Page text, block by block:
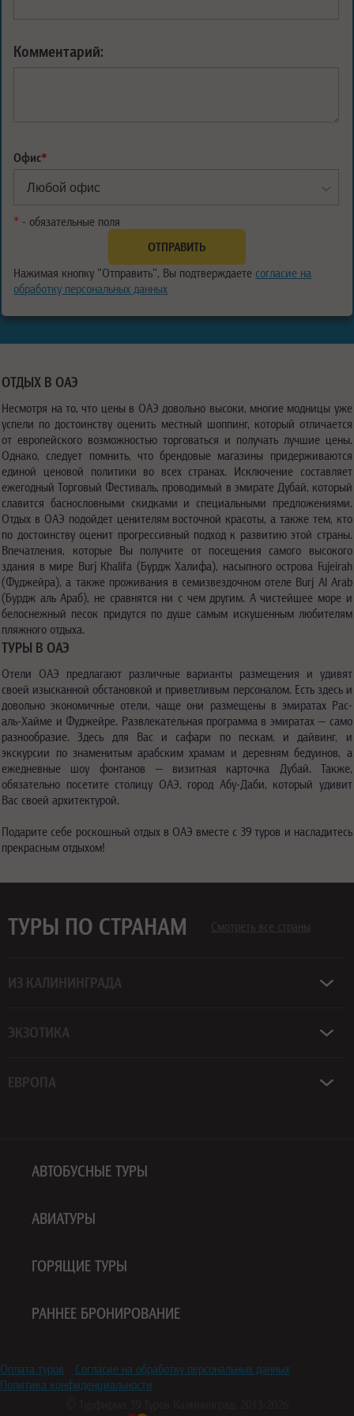
Комментарий:
Офис*
* - обязательные поля
Нажимая кнопку "Отправить", Вы подтверждаете согласие на
обработку персональных данных
ОТДЫХ В ОАЭ
Несмотря на то, что цены в ОАЭ довольно высоки, многие модницы уже
успели по достоинству оценить местный шоппинг, который отличается
от европейского возможностью торговаться и получать лучшие цены.
Однако, следует помнить, что брендовые магазины придерживаются
единой ценовой политики во всех странах. Исключение составляет
ежегодный Торговый Фестиваль, проводимый в эмирате Дубай, который
славится баснословными скидками и специальными предложениями.
Отдых в ОАЭ подойдет ценителям восточной красоты, а также тем, кто
по достоинству оценит прогрессивный подход к развитию этой страны.
Впечатления, которые Вы получите от посещения самого высокого
здания в мире Burj Khalifa (Бурдж Халифа), насыпного острова Fujeirah
(Фуджейра), а также проживания в семизвездочном отеле Burj Al Arab
(Бурдж аль Араб), не сравнятся ни с чем другим. А чистейшее море и
белоснежный песок придутся по душе самым искушенным любителям
пляжного отдыха.
ТУРЫ В ОАЭ
Отели ОАЭ предлагают различные варианты размещения и удивят
своей изысканной обстановкой и приветливым персоналом. Есть здесь и
довольно экономичные отели, чаще они размещены в эмиратах Рас-
аль-Хайме и Фуджейре. Развлекательная программа в эмиратах — само
разнообразие. Здесь для Вас и сафари по пескам, и дайвинг, и
экскурсии по знаменитым арабским храмам и деревням бедуинов, а
ежедневные шоу фонтанов — визитная карточка Дубай. Также,
обязательно посетите столицу ОАЭ, город Абу-Даби, который удивит
Вас своей архитектурой.
Подарите себе роскошный отдых в ОАЭ вместе с 39 туров и насладитесь
прекрасным отдыхом!
ТУРЫ ПО СТРАНАМ Смотреть все страны
ИЗ КАЛИНИНГРАДА
ЭКЗОТИКА
ЕВРОПА
АВТОБУСНЫЕ ТУРЫ
АВИАТУРЫ
ГОРЯЩИЕ ТУРЫ
РАННЕЕ БРОНИРОВАНИЕ
Оплата туров
Согласие на обработку персональных данных
Политика конфиденциальности